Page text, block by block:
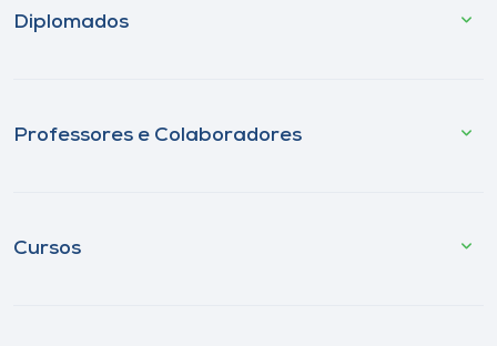
Diplomados
Professores e Colaboradores
Cursos